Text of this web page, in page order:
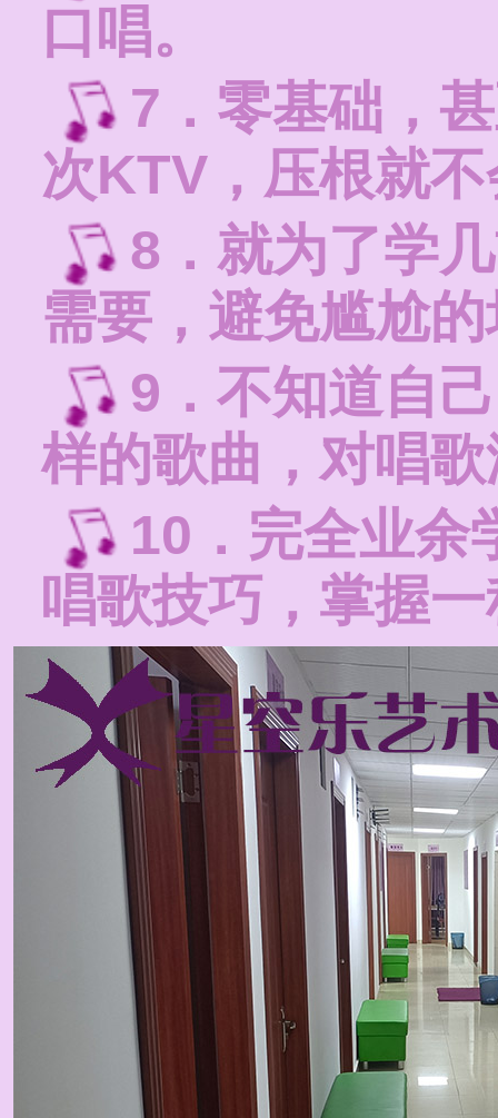
口唱。
7．零基础，
次KTV，压根就
8．就为了学
需要，避免尴尬
9．不知道自
样的歌曲，对唱
10．完全业余
唱歌技巧，掌握